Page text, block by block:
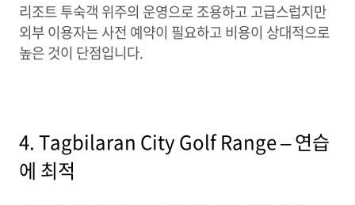
리조트 투숙객 위주의 운영으로 조용하고 고급스럽지만
외부 이용자는 사전 예약이 필요하고 비용이 상대적으로
높은 것이 단점입니다.
4. Tagbilaran City Golf Range – 연습
에 최적